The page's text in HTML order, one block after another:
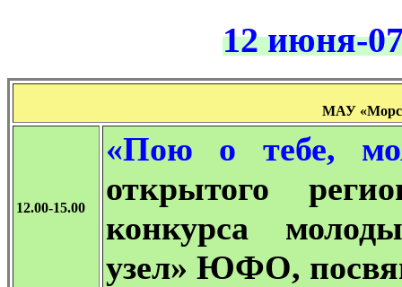
12 июня-
МАУ
12.00-15.00
«Пою о тебе,
открытого
конкурса
узел» ЮФО,